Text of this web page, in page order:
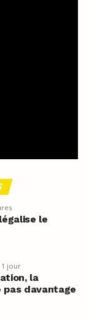
le
1 jour
la
pas davantage